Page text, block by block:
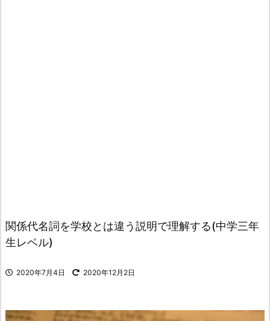
関係代名詞を学校とは違う説明で理解する(中学三年
生レベル)
2020年7月4日 2020年12月2日